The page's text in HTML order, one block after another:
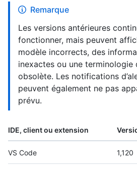
Remarque
Les versions antérieures
fonctionner, mais peuvent
modèle incorrects, des
inexactes ou une
obsolète. Les notifications
peuvent également ne pas
prévu.
IDE, client ou extension
VS Code 1,120